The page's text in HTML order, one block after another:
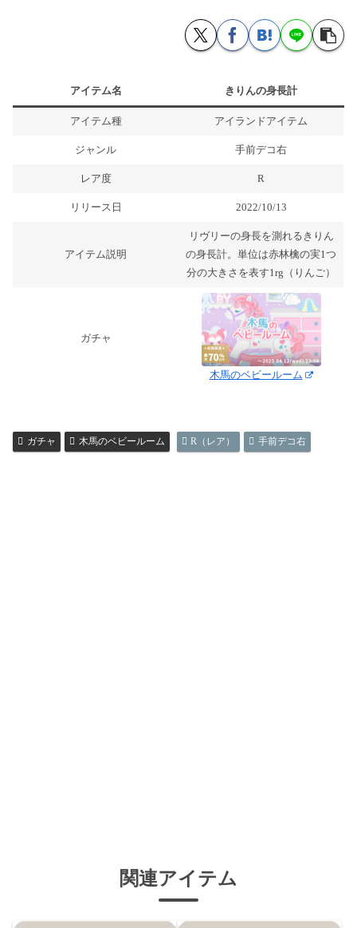
アイテム名 きりんの身長計
アイテム種 アイランドアイテム
ジャンル 手前デコ右
レア度 R
リリース日 2022/10/13
アイテム説明
リヴリーの身長を測れるきりん
の身長計。単位は赤林檎の実1つ
分の大きさを表す1rg（りんご）
ガチャ
木馬のベビールーム
ガチャ 木馬のベビールーム R（レア） 手前デコ右
関連アイテム